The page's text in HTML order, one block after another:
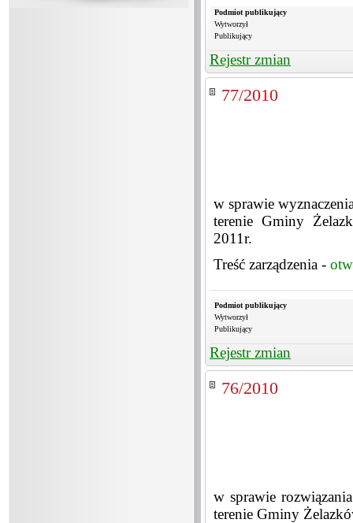
Podmiot publikujący
Wytworzył
Publikujący
Rejestr zmian
77/2010
w sprawie
terenie Gminy
2011r.
Treść zarządzenia -
Podmiot publikujący
Wytworzył
Publikujący
Rejestr zmian
76/2010
w sprawie
terenie Gminy